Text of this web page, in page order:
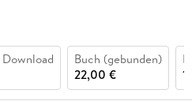
Buch (gebunden)
22,00 €